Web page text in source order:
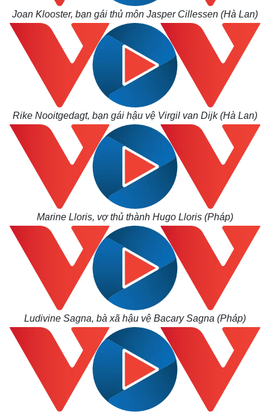
Thế giới
Quan sát
Cuộc sống đó đây
Multimedia
Video
E-Magazine
Infographic
Joan Klooster, bạn gái thủ môn Jasper Cillessen (Hà Lan)
Rike Nooitgedagt, bạn gái hậu vệ Virgil van Dijk (Hà Lan)
Marine Lloris, vợ thủ thành Hugo Lloris (Pháp)
Ludivine Sagna, bà xã hậu vệ Bacary Sagna (Pháp)